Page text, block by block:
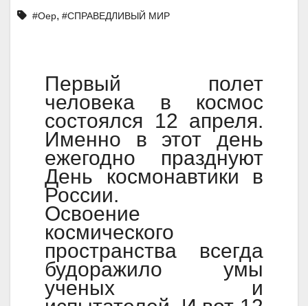
#Оер, #СПРАВЕДЛИВЫЙ МИР
Первый полет
человека в космос
состоялся 12 апреля.
Именно в этот день
ежегодно празднуют
День космонавтики в
России.
Освоение
космического
пространства всегда
будоражило умы
ученых и